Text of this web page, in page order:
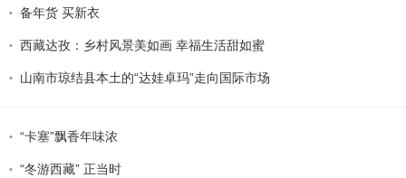
备年货 买新衣
西藏达孜：乡村风景美如画 幸福生活甜如蜜
山南市琼结县本土的“达娃卓玛”走向国际市场
“卡塞”飘香年味浓
“冬游西藏” 正当时